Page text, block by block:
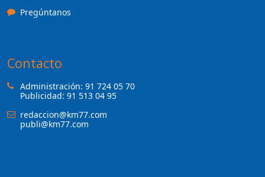
Pregúntanos
Contacto
Administración: 91 724 05 70
Publicidad: 91 513 04 95
redaccion@km77.com
publi@km77.com